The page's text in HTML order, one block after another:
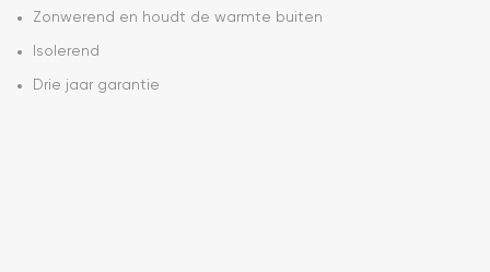
Zonwerend en houdt de warmte buiten
Isolerend
Drie jaar garantie